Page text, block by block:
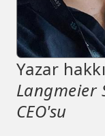
Yazar
Langmeier
CEO'su